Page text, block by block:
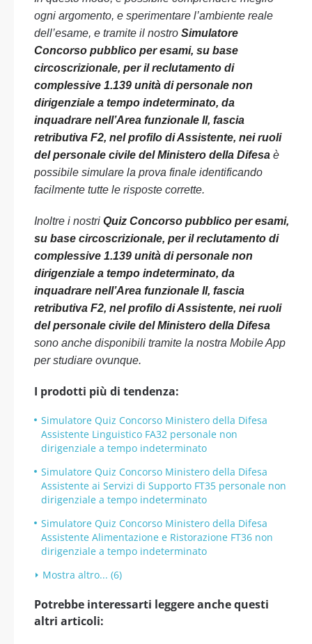
ogni argomento, e sperimentare l’ambiente reale
dell’esame, e tramite il nostro Simulatore
Concorso pubblico per esami, su base
circoscrizionale, per il reclutamento di
complessive 1.139 unità di personale non
dirigenziale a tempo indeterminato, da
inquadrare nell’Area funzionale II, fascia
retributiva F2, nel profilo di Assistente, nei ruoli
del personale civile del Ministero della Difesa è
possibile simulare la prova finale identificando
facilmente tutte le risposte corrette.
Inoltre i nostri Quiz Concorso pubblico per esami,
su base circoscrizionale, per il reclutamento di
complessive 1.139 unità di personale non
dirigenziale a tempo indeterminato, da
inquadrare nell’Area funzionale II, fascia
retributiva F2, nel profilo di Assistente, nei ruoli
del personale civile del Ministero della Difesa
sono anche disponibili tramite la nostra Mobile App
per studiare ovunque.
I prodotti più di tendenza:
Simulatore Quiz Concorso Ministero della Difesa
Assistente Linguistico FA32 personale non
dirigenziale a tempo indeterminato
Simulatore Quiz Concorso Ministero della Difesa
Assistente ai Servizi di Supporto FT35 personale non
dirigenziale a tempo indeterminato
Simulatore Quiz Concorso Ministero della Difesa
Assistente Alimentazione e Ristorazione FT36 non
dirigenziale a tempo indeterminato
Mostra altro... (6)
Potrebbe interessarti leggere anche questi
altri articoli: